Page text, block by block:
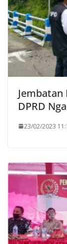
DPRD
23/02/2023